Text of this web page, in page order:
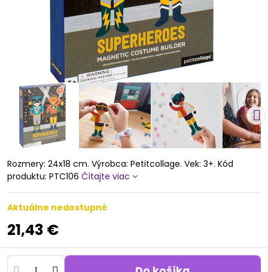
Rozmery: 24x18 cm. Výrobca: Petitcollage. Vek: 3+. Kód
produktu: PTC106 Čítajte viac
Aktuálne nedostupné
21,43 €